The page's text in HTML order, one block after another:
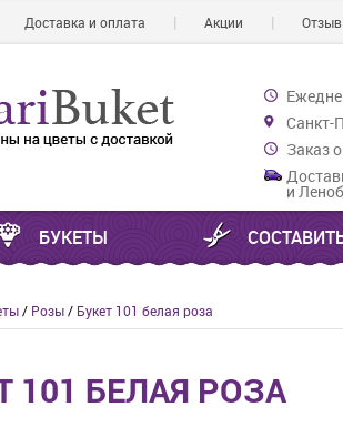
Доставка и оплата Акции
Санкт-
Заказ
и
БУКЕТЫ
/ Розы/ Букет 101 белая роза
101 БЕЛАЯ РОЗА